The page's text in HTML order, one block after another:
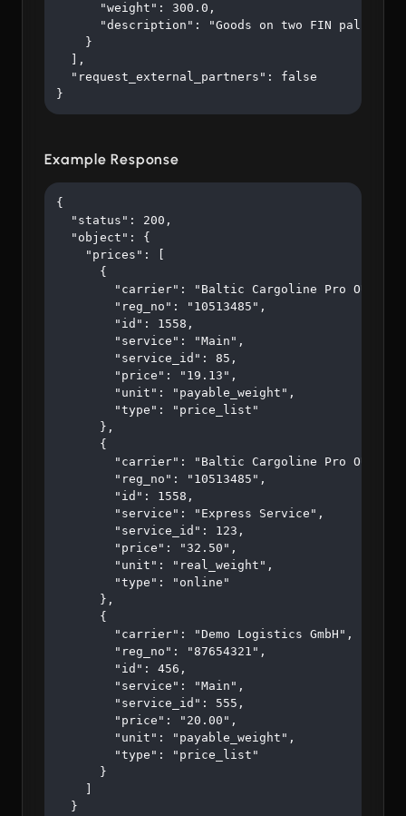
      "weight": 300.0,
      "description": "Goods on two FIN pallets"
    }
  ],
  "request_external_partners": false
}
Example Response
{
  "status": 200,
  "object": {
    "prices": [
      {
        "carrier": "Baltic Cargoline Pro OÜ",
        "reg_no": "10513485",
        "id": 1558,
        "service": "Main",
        "service_id": 85,
        "price": "19.13",
        "unit": "payable_weight",
        "type": "price_list"
      },
      {
        "carrier": "Baltic Cargoline Pro OÜ",
        "reg_no": "10513485",
        "id": 1558,
        "service": "Express Service",
        "service_id": 123,
        "price": "32.50",
        "unit": "real_weight",
        "type": "online"
      },
      {
        "carrier": "Demo Logistics GmbH",
        "reg_no": "87654321",
        "id": 456,
        "service": "Main",
        "service_id": 555,
        "price": "20.00",
        "unit": "payable_weight",
        "type": "price_list"
      }
  }